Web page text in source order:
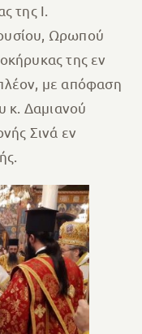
της Ι.
Ωρωπού
της εν
με απόφαση
κ. Δαμιανού
Σινά εν